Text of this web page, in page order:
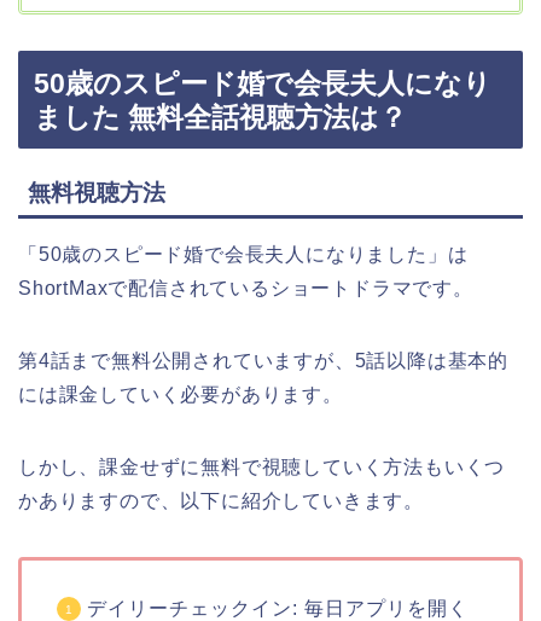
50歳のスピード婚で会長夫人になり
ました 無料全話視聴方法は？
無料視聴方法
「50歳のスピード婚で会長夫人になりました」は
ShortMaxで配信されているショートドラマです。
第4話まで無料公開されていますが、5話以降は基本的
には課金していく必要があります。
しかし、課金せずに無料で視聴していく方法もいくつ
かありますので、以下に紹介していきます。
デイリーチェックイン: 毎日アプリを開く